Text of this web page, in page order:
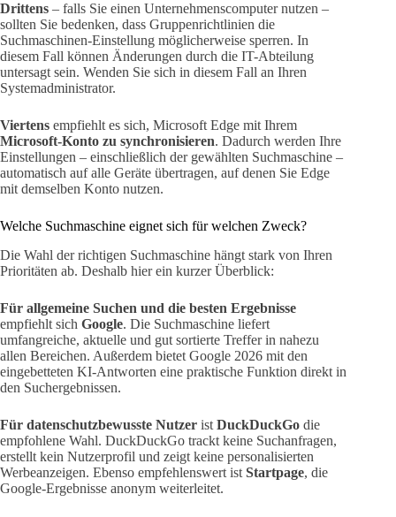
Drittens – falls Sie einen Unternehmenscomputer nutzen –
sollten Sie bedenken, dass Gruppenrichtlinien die
Suchmaschinen-Einstellung möglicherweise sperren. In
diesem Fall können Änderungen durch die IT-Abteilung
untersagt sein. Wenden Sie sich in diesem Fall an Ihren
Systemadministrator.
Viertens empfiehlt es sich, Microsoft Edge mit Ihrem
Microsoft-Konto zu synchronisieren. Dadurch werden Ihre
Einstellungen – einschließlich der gewählten Suchmaschine –
automatisch auf alle Geräte übertragen, auf denen Sie Edge
mit demselben Konto nutzen.
Welche Suchmaschine eignet sich für welchen Zweck?
Die Wahl der richtigen Suchmaschine hängt stark von Ihren
Prioritäten ab. Deshalb hier ein kurzer Überblick:
Für allgemeine Suchen und die besten Ergebnisse
empfiehlt sich Google. Die Suchmaschine liefert
umfangreiche, aktuelle und gut sortierte Treffer in nahezu
allen Bereichen. Außerdem bietet Google 2026 mit den
eingebetteten KI-Antworten eine praktische Funktion direkt in
den Suchergebnissen.
Für datenschutzbewusste Nutzer ist DuckDuckGo die
empfohlene Wahl. DuckDuckGo trackt keine Suchanfragen,
erstellt kein Nutzerprofil und zeigt keine personalisierten
Werbeanzeigen. Ebenso empfehlenswert ist Startpage, die
Google-Ergebnisse anonym weiterleitet.